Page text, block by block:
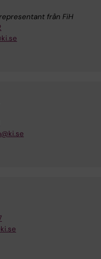
från FiH